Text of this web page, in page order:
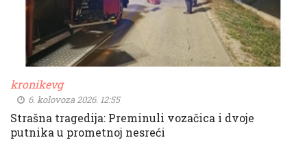
kronikevg
6. kolovoza 2026. 12:55
Strašna tragedija: Preminuli vozačica i dvoje
putnika u prometnoj nesreći